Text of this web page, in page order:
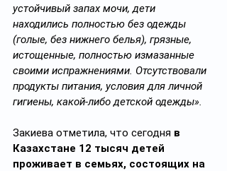
устойчивый запах мочи, дети
находились полностью без одежды
(голые, без нижнего белья), грязные,
истощенные, полностью измазанные
своими испражнениями. Отсутствовали
продукты питания, условия для личной
гигиены, какой-либо детской одежды».
Закиева отметила, что сегодня в
Казахстане 12 тысяч детей
проживает в семьях, состоящих на